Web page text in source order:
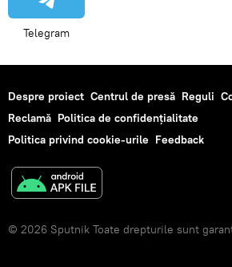
Telegram
Despre proiect Centrul de presă Reguli
Reclamă Politica de confidențialitate
Politica privind cookie-urile Feedback
© 2026 Sputnik Toate drepturile sunt